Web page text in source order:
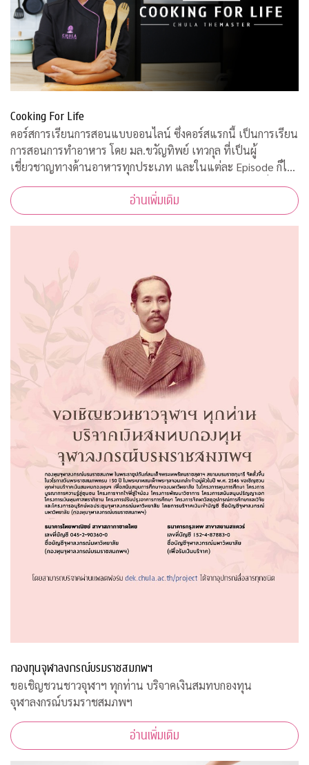
Cooking For Life
คอร์สการเรียนการสอนแบบออนไลน์ ซึ่งคอร์สแรกนี้ เป็นการเรียน
การสอนการทำอาหาร โดย มล.ขวัญทิพย์ เทวกุล ที่เป็นผู้
เชี่ยวชาญทางด้านอาหารทุกประเภท และในแต่ละ Episode ก็ได้
รับความร่วมมือจากคณาจารย์ ผู้ทรงคุณวุฒิ จากคณะต่างๆ ที่มาให้
ความรู้ ตามหลักวิชาการอีกด้วยอ่านเพิ่มเติม
กองทุนจุฬาลงกรณ์บรมราชสมภพฯ
ขอเชิญชวนชาวจุฬาฯ ทุกท่าน บริจาคเงินสมทบกองทุน
จุฬาลงกรณ์บรมราชสมภพฯ
อ่านเพิ่มเติม